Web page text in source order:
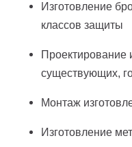
Изготовление
классов защиты
Проектирование
существующих,
Монтаж
Изготовление